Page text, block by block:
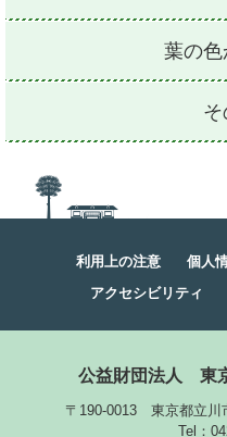
葉の色
利用上の注意 個人
アクセシビリティ
公益財団法人 東
〒190-0013 東京都立川
Tel：